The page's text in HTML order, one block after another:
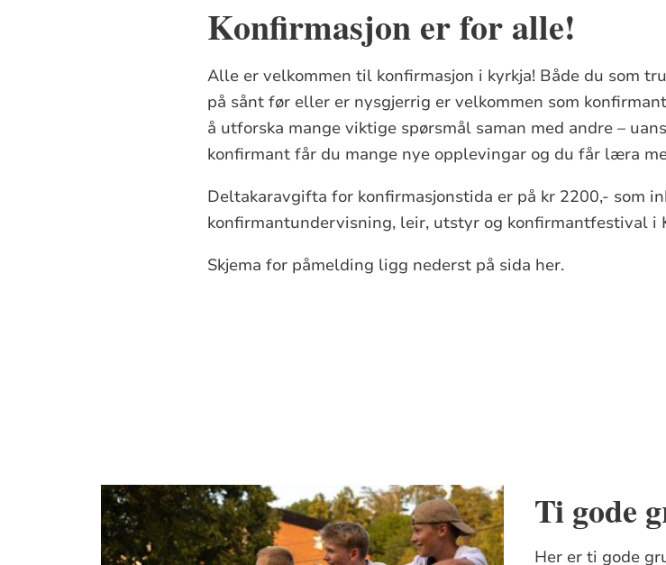
Konfirmasjon er for alle!
Alle er velkommen til konfirmasjon i kyrkja! Både du som
på sånt før eller er nysgjerrig er velkommen som
å utforska mange viktige spørsmål saman med andre –
konfirmant får du mange nye opplevingar og du får læra
Deltakaravgifta for konfirmasjonstida er på kr 2200,- som
konfirmantundervisning, leir, utstyr og konfirmantfestival i
Skjema for påmelding ligg nederst på sida her.
Ti gode
Her er ti gode